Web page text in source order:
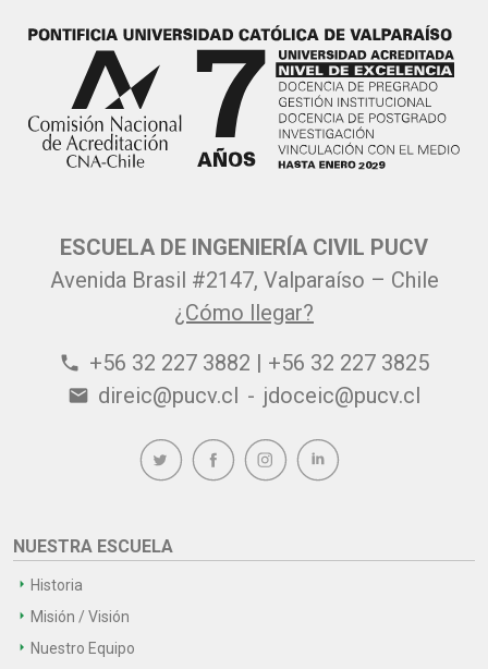
ESCUELA DE INGENIERÍA CIVIL PUCV
Avenida Brasil #2147, Valparaíso – Chile
¿Cómo llegar?
phone +56 32 227 3882 | +56 32 227 3825
email direic@pucv.cl - jdoceic@pucv.cl
NUESTRA ESCUELA
Historia
Misión / Visión
Nuestro Equipo